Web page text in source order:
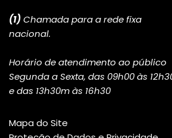
(1)Chamada para a rede fixa
nacional.
Horário de atendimento ao público
Segunda a Sexta, das 09h00 às
e das 13h30m às 16h30
Mapa do Site